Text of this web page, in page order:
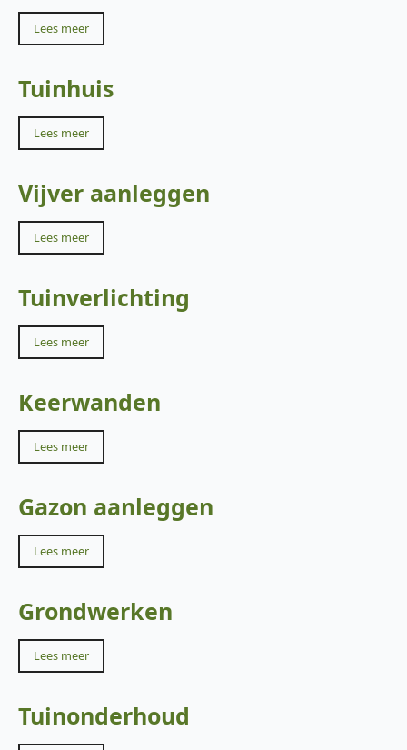
Lees meer
Tuinhuis
Lees meer
Vijver aanleggen
Lees meer
Tuinverlichting
Lees meer
Keerwanden
Lees meer
Gazon aanleggen
Lees meer
Grondwerken
Lees meer
Tuinonderhoud